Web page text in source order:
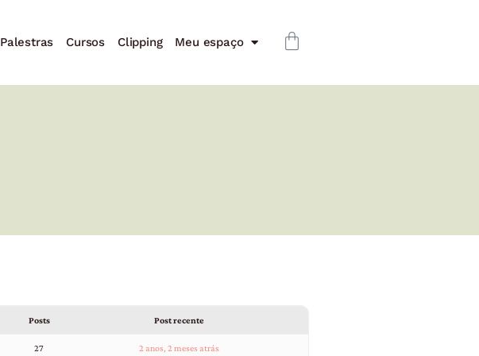
Palestras Cursos Clipping Meu espaço
Posts Post recente
27 2 anos, 2 meses atrás